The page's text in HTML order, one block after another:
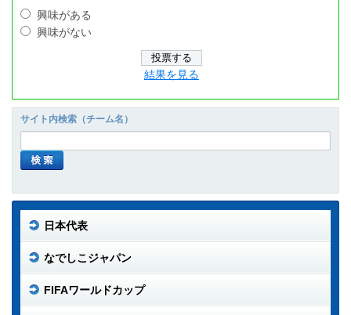
興味がある
興味がない
結果を見る
サイト内検索（チーム名）
日本代表
なでしこジャパン
FIFAワールドカップ